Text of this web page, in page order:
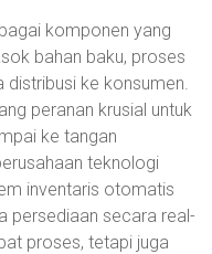
komponen yang
bahan baku, proses
distribusi ke konsumen.
peranan krusial untuk
ke tangan
teknologi
inventaris otomatis
persediaan secara real-
proses, tetapi juga